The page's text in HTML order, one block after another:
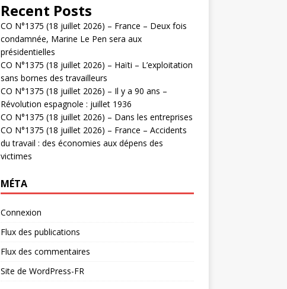
Recent Posts
CO N°1375 (18 juillet 2026) – France – Deux fois
condamnée, Marine Le Pen sera aux
présidentielles
CO N°1375 (18 juillet 2026) – Haïti – L’exploitation
sans bornes des travailleurs
CO N°1375 (18 juillet 2026) – Il y a 90 ans –
Révolution espagnole : juillet 1936
CO N°1375 (18 juillet 2026) – Dans les entreprises
CO N°1375 (18 juillet 2026) – France – Accidents
du travail : des économies aux dépens des
victimes
MÉTA
Connexion
Flux des publications
Flux des commentaires
Site de WordPress-FR